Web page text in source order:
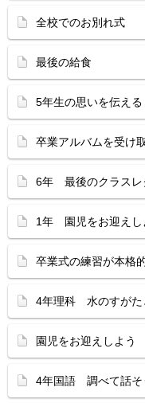
全校でのお別れ式
最後の給食
5年生の思いを伝える
卒業アルバムを受け
6年 最後のクラスレ
1年 園児をお迎えし
卒業式の練習が本格
4年理科 水のすがた
園児をお迎えしよう
4年国語 調べて話